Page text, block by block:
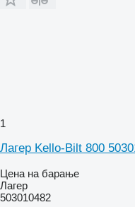
1
Лагер Kello-Bilt 800
Цена на барање
Лагер
503010482